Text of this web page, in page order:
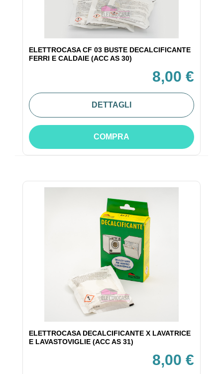
ELETTROCASA CF 03 BUSTE DECALCIFICANTE
FERRI E CALDAIE (ACC AS 30)
8,00 €
DETTAGLI
COMPRA
ELETTROCASA DECALCIFICANTE X LAVATRICE
E LAVASTOVIGLIE (ACC AS 31)
8,00 €